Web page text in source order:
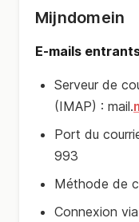
Mijndomein
E-mails
Serveur de
(IMAP) : mail.
Port du
993
Méthode de
Connexion